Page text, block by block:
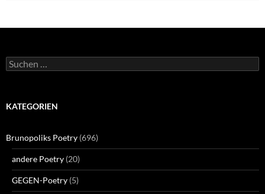
Suchen
nach:
KATEGORIEN
Brunopoliks Poetry (696)
andere Poetry (20)
GEGEN-Poetry (5)